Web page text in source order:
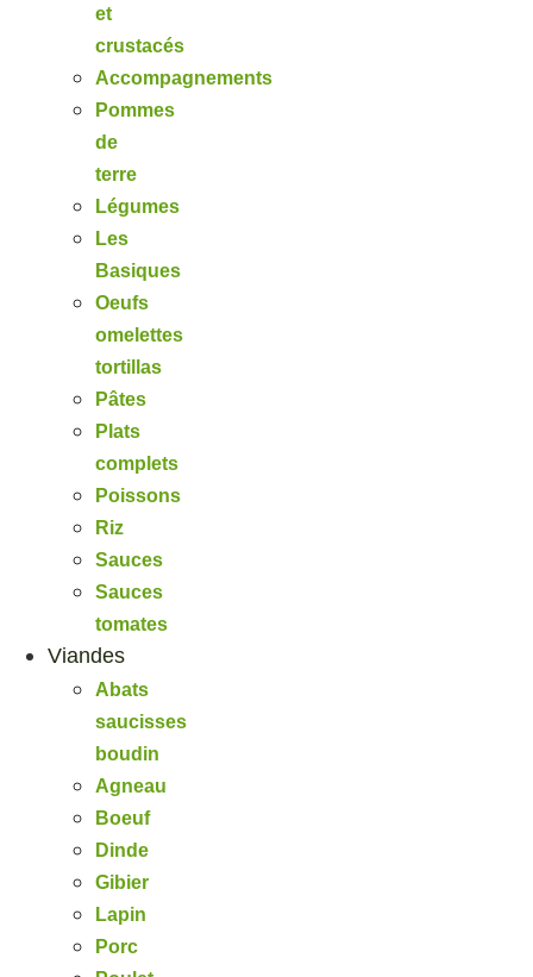
et
crustacés
Accompagnements
Pommes
de
terre
Légumes
Les
Basiques
Oeufs
omelettes
tortillas
Pâtes
Plats
complets
Poissons
Riz
Sauces
Sauces
tomates
Viandes
Abats
saucisses
boudin
Agneau
Boeuf
Dinde
Gibier
Lapin
Porc